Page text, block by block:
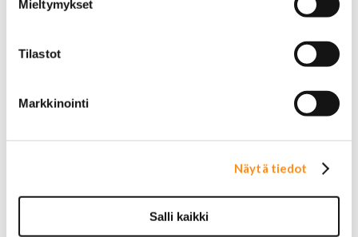
Mieltymykset
Tilastot
Markkinointi
Näytä tiedot
Salli kaikki
Ajovalokytkimet
Muut kytkimet ja sähköosat